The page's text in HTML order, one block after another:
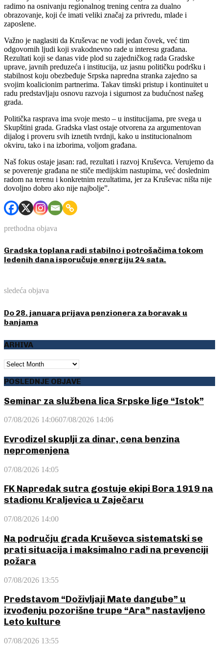
radimo na osnivanju regionalnog trening centra za dualno
obrazovanje, koji će imati veliki značaj za privredu, mlade i
zaposlene.
Važno je naglasiti da Kruševac ne vodi jedan čovek, već tim
odgovornih ljudi koji svakodnevno rade u interesu građana.
Rezultati koji se danas vide plod su zajedničkog rada Gradske
uprave, javnih preduzeća i institucija, uz jasnu političku podršku i
stabilnost koju obezbeđuje Srpska napredna stranka zajedno sa
svojim koalicionim partnerima. Takav timski pristup i kontinuitet u
radu predstavljaju osnovu razvoja i sigurnost za budućnost našeg
grada.
Politička rasprava ima svoje mesto – u institucijama, pre svega u
Skupštini grada. Gradska vlast ostaje otvorena za argumentovan
dijalog i proveru svih iznetih tvrdnji, kako u institucionalnom
okviru, tako i na izborima, voljom građana.
Naš fokus ostaje jasan: rad, rezultati i razvoj Kruševca. Verujemo da
se poverenje građana ne stiče medijskim nastupima, već doslednim
radom na terenu i konkretnim rezultatima, jer za Kruševac ništa nije
dovoljno dobro ako nije najbolje”.
prethodna objava
Gradska toplana radi stabilno i potrošačima tokom
ledenih dana isporučuje energiju 24 sata.
sledeća objava
Do 28. januara prijava penzionera za boravak u
banjama
ARHIVA
ARHIVA
POSLEDNJE OBJAVE
Seminar za službena lica Srpske lige “Istok”
07/08/2026 14:0607/08/2026 14:06
Evrodizel skuplji za dinar, cena benzina
nepromenjena
07/08/2026 14:05
FK Napredak sutra gostuje ekipi Bora 1919 na
stadionu Kraljevica u Zaječaru
07/08/2026 14:00
Na području grada Kruševca sistematski se
prati situacija i maksimalno radi na prevenciji
požara
07/08/2026 13:55
Predstavom “Doživljaji Mate dangube” u
izvođenju pozorišne trupe “Ara” nastavljeno
Leto kulture
07/08/2026 13:55